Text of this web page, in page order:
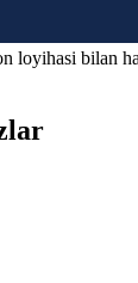
loyihasi bilan